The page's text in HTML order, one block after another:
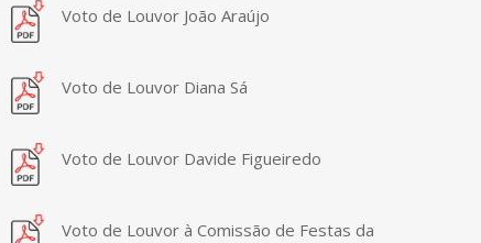
Voto de Louvor João Araújo
Voto de Louvor Diana Sá
Voto de Louvor Davide Figueiredo
Voto de Louvor à Comissão de Festas da